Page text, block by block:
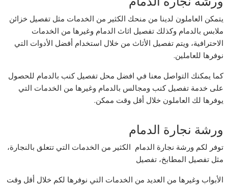
يتمكن العاملون لدينا من منحك الكثير من الخدمات مثل تفصيل خزائن
ملابس بالدمام وكذلك تفصيل اثاث الدمام وغيرها من الخدمات
الاحترافية، ويتم تفصيل الأثاث من خلال استخدام أفضل الأدوات التي
نوفرها للعاملين.
كما يمكنك التواصل معنا في افضل محل تفصيل كنب بالدمام للحصول
على خدمة تفصيل كنب ومجالس بالدمام وغيرها من الخدمات التي
يوفرها لك العاملون خلال أقل وقت ممكن.
ورشة نجارة الدمام
توفر لكم ورشة نجارة الدمام الكثير من الخدمات التي تتعلق بالنجارة،
مثل تفصيل المطابخ، تفصيل
الأبواب وغيرها من العديد من الخدمات التي نوفرها لكم خلال أقل وقت